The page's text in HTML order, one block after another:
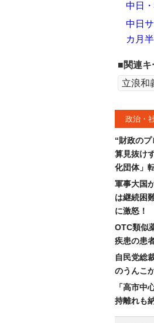
中日
中日
カ月半
■関連キ
立浪和
政治・
“財政の
算見抜け
化団体」
軍事大国
は継続困
に激怒！
OTC類似
疾患の患
自民党総
のうんこ
「高市
持離れも